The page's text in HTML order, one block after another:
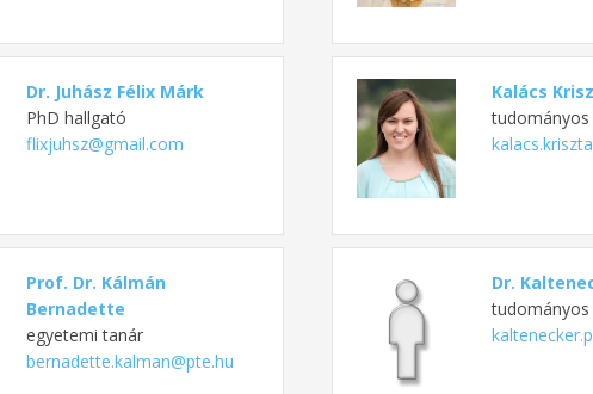
Dr. Juhász Félix Márk
PhD hallgató
flixjuhsz@gmail.com
Kalács
tudományos
Prof. Dr. Kálmán
Bernadette
egyetemi tanár
bernadette.kalman@pte.hu
Dr.